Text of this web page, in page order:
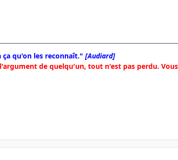
ça qu'on les reconnaît." [Audiard]
de quelqu'un, tout n'est pas perdu.